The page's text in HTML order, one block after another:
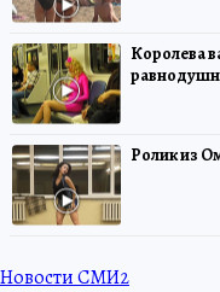
Королева
Ролик из
Новости СМИ2